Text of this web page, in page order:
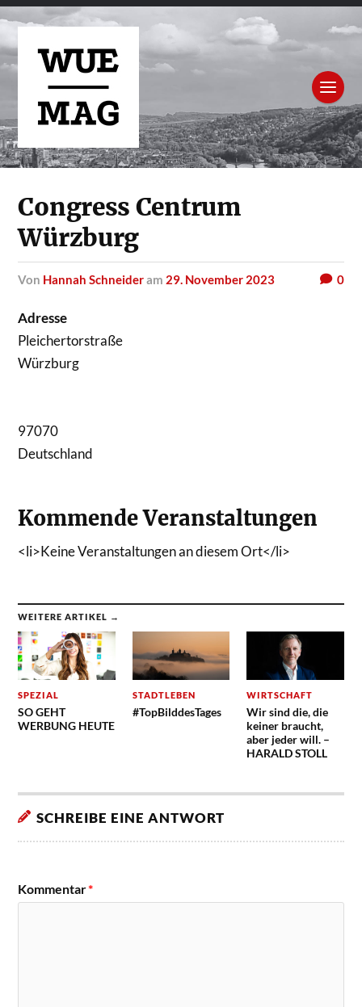
Congress Centrum
Würzburg
von Hannah Schneideram 29. November 2023 0
Adresse
Pleichertorstraße
Würzburg
97070
Deutschland
Kommende Veranstaltungen
<li>Keine Veranstaltungen an diesem Ort</li>
WEITERE ARTIKEL →
SPEZIAL
SO GEHT
WERBUNG HEUTE
STADTLEBEN
#TopBilddesTages
WIRTSCHAFT
Wir sind die, die
keiner braucht,
aber jeder will. –
HARALD STOLL
SCHREIBE EINE ANTWORT
Kommentar*